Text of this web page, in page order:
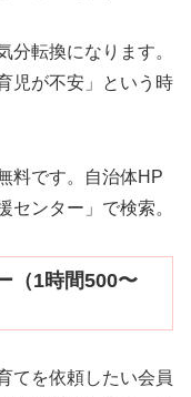
分転換になります。
児が不安」という時
料です。自治体HP
センター」で検索。
（1時間500〜
てを依頼したい会員